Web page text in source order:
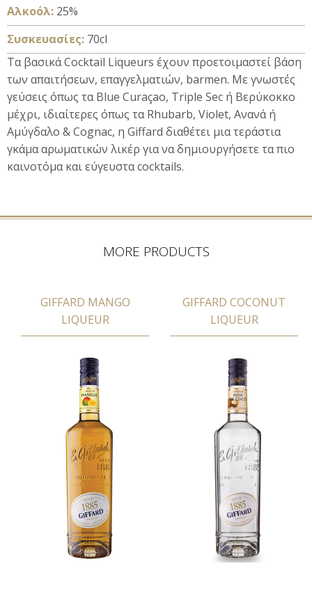
Αλκοόλ: 25%
Συσκευασίες: 70cl
Τα βασικά Cocktail Liqueurs έχουν προετοιμαστεί βάση
των απαιτήσεων, επαγγελματιών, barmen. Με γνωστές
γεύσεις όπως τα Blue Curaçao, Triple Sec ή Βερύκοκκο
μέχρι, ιδιαίτερες όπως τα Rhubarb, Violet, Ανανά ή
Αμύγδαλο & Cognac, η Giffard διαθέτει μια τεράστια
γκάμα αρωματικών λικέρ για να δημιουργήσετε τα πιο
καινοτόμα και εύγευστα cocktails.
MORE PRODUCTS
GIFFARD MANGO
LIQUEUR
GIFFARD COCONUT
LIQUEUR